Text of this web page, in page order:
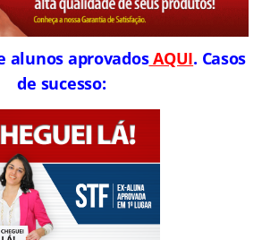
alunos aprovadosAQUI. Casos
de sucesso: